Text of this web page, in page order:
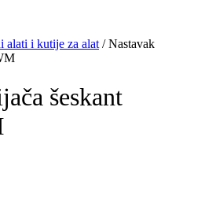
alati i kutije za alat / Nastavak
šeskant